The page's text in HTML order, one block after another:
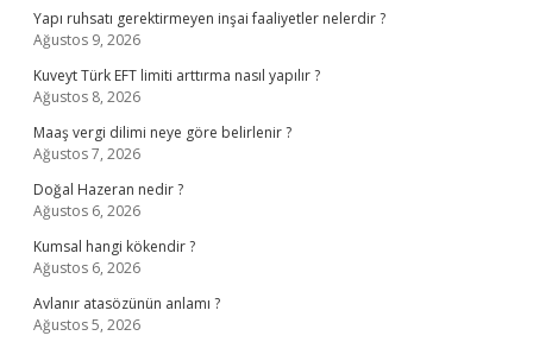
Yapı ruhsatı gerektirmeyen inşai faaliyetler nelerdir ?
Ağustos 9, 2026
Kuveyt Türk EFT limiti arttırma nasıl yapılır ?
Ağustos 8, 2026
Maaş vergi dilimi neye göre belirlenir ?
Ağustos 7, 2026
Doğal Hazeran nedir ?
Ağustos 6, 2026
Kumsal hangi kökendir ?
Ağustos 6, 2026
Avlanır atasözünün anlamı ?
Ağustos 5, 2026